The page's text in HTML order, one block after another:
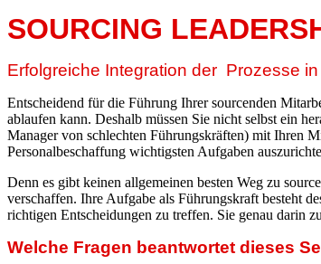
SOURCING
Erfolgreiche Integration der Prozesse
Entscheidend für die Führung Ihrer sourcenden
ablaufen kann. Deshalb müssen Sie nicht selbst ein
Manager von schlechten Führungskräften) mit Ihren
Personalbeschaffung wichtigsten Aufgaben
Denn es gibt keinen allgemeinen besten Weg zu
verschaffen. Ihre Aufgabe als Führungskraft besteht
richtigen Entscheidungen zu treffen. Sie genau darin
Welche Fragen beantwortet dieses